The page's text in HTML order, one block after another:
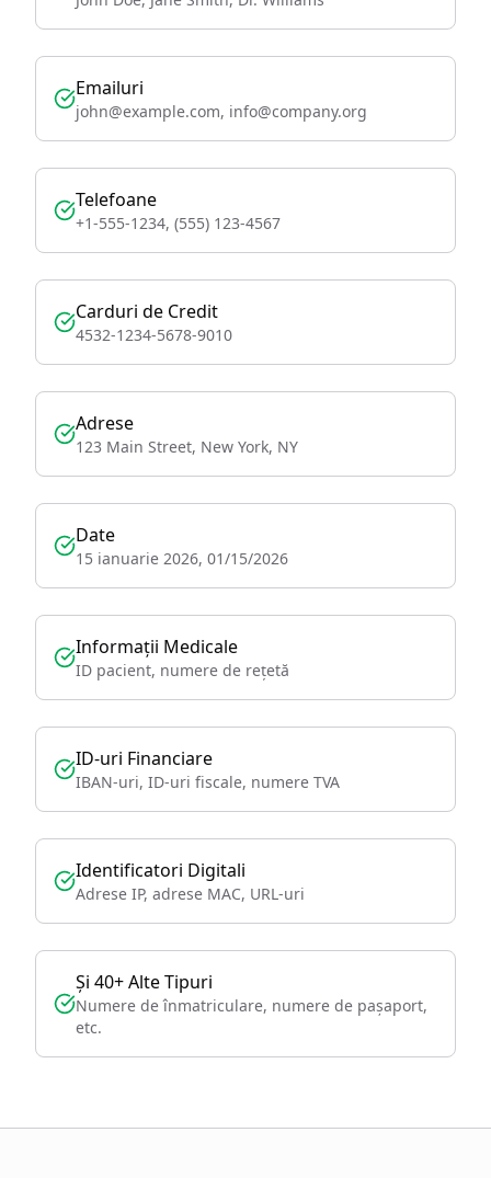
Emailuri
john@example.com, info@company.org
Telefoane
+1-555-1234, (555) 123-4567
Carduri de Credit
4532-1234-5678-9010
Adrese
123 Main Street, New York, NY
Date
15 ianuarie 2026, 01/15/2026
Informații Medicale
ID pacient, numere de rețetă
ID-uri Financiare
IBAN-uri, ID-uri fiscale, numere TVA
Identificatori Digitali
Adrese IP, adrese MAC, URL-uri
Și 40+ Alte Tipuri
Numere de înmatriculare, numere de pașaport,
etc.